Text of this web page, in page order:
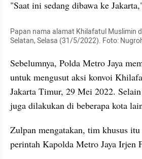
"Saat ini sedang dibawa ke
Papan nama alamat Khilafatul Muslimin
Selatan, Selasa (31/5/2022). Foto:
Sebelumnya, Polda Metro Jaya
untuk mengusut aksi konvoi
Jakarta Timur, 29 Mei 2022.
juga dilakukan di beberapa kota
Zulpan mengatakan, tim khusus
perintah Kapolda Metro Jaya Irjen